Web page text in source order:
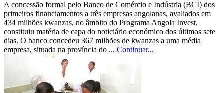
A concessão formal pelo Banco de Comércio e Indústria (BCI) dos
primeiros financiamentos a três empresas angolanas, avaliados em
434 milhões kwanzas, no âmbito do Programa Angola Invest,
constituiu matéria de capa do noticiário económico dos últimos sete
dias. O banco concedeu 367 milhões de kwanzas a uma média
empresa, situada na província do ... Continuar...